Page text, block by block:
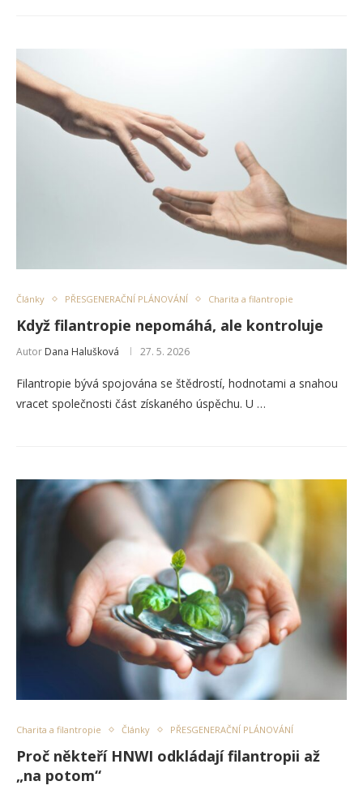
Články PŘESGENERAČNÍ PLÁNOVÁNÍ Charita a filantropie
Když filantropie nepomáhá, ale kontroluje
Autor Dana Halušková 27. 5. 2026
Filantropie bývá spojována se štědrostí, hodnotami a snahou
vracet společnosti část získaného úspěchu. U …
Charita a filantropie Články PŘESGENERAČNÍ PLÁNOVÁNÍ
Proč někteří HNWI odkládají filantropii až
„na potom“